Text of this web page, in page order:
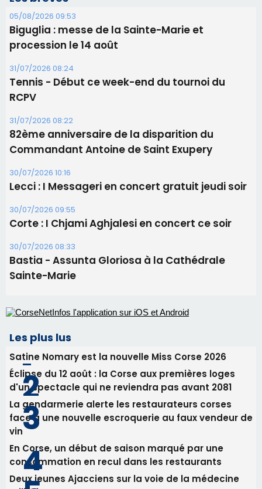
31/07/2026 08:22
82ème anniversaire de la disparition du
Commandant Antoine de Saint Exupery
30/07/2026 10:16
Lecci : I Messageri en concert gratuit jeudi soir
30/07/2026 09:55
Corte : I Chjami Aghjalesi en concert ce soir
30/07/2026 08:33
Bastia - Assunta Gloriosa à la Cathédrale
Sainte-Marie
Les plus lus
Satine Nomary est la nouvelle Miss Corse 2026
Éclipse du 12 août : la Corse aux premières loges
d'un spectacle qui ne reviendra pas avant 2081
face à une nouvelle escroquerie au faux vendeur de
En Corse, un début de saison marqué par une
consommation en recul dans les restaurants
Deux jeunes Ajacciens sur la voie de la médecine
militaire
Newsletter
Inscrivez-vous à la newsletter de CNI et recevez par
email les infos les plus importantes et une sélection de
nos meilleurs articles